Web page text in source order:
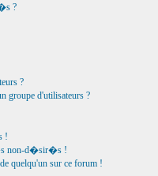
?
?
groupe d'utilisateurs ?
!
non-d�sir�s !
quelqu'un sur ce forum !